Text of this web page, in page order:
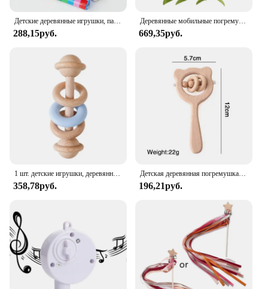
Детские деревянные игрушки, палочки, 5 ячеек, Детские колокольчики, радужная ручная погремушка, погремушки для малышей, развивающая игрушка, случайный выбор
288,15руб.
Деревянные мобильные погремушки для детской кроватки, детские погремушки в стиле бохо, детские подарки для новорожденных 0-12 месяцев
669,35руб.
1 шт. детские игрушки, деревянные погремушки из бука, колокольчики, игрушки для новорожденных, Монтессори, развивающие игрушки, мобильная погремушка, деревянное кольцо, товары для детей
358,78руб.
Детская деревянная погремушка, игрушка Монтессори, колокольчик, ручная игрушка для развития способностей для ребенка 0 12 месяцев, вращающаяся головоломка с животными, развивающая игрушка
196,21руб.